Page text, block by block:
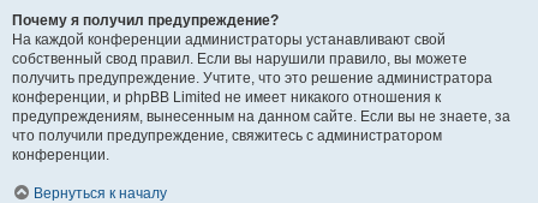
Почему я получил предупреждение?
На каждой конференции администраторы устанавливают свой
собственный свод правил. Если вы нарушили правило, вы можете
получить предупреждение. Учтите, что это решение администратора
конференции, и phpBB Limited не имеет никакого отношения к
предупреждениям, вынесенным на данном сайте. Если вы не знаете, за
что получили предупреждение, свяжитесь с администратором
конференции.
Вернуться к началу